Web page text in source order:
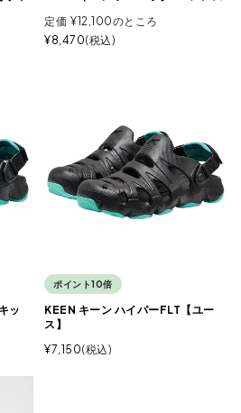
定価 ¥12,100のところ
¥8,470 税込
ッ
ポイント10倍
KEEN キーン ハイパーFLT【ユー
ス】
¥7,150 税込